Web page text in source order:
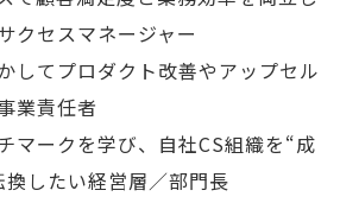
クセスマネージャー
してプロダクト改善やアップセル
業責任者
マークを学び、自社CS組織を“成
したい経営層／部門長